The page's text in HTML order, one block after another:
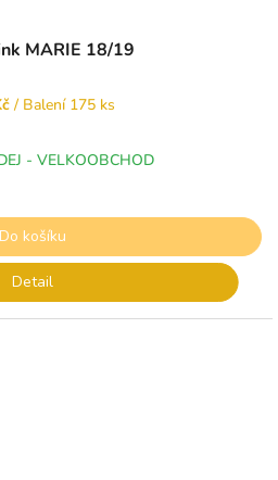
MARIE 18/19
/ Balení 175 ks
- VELKOOBCHOD
Do košíku
Detail